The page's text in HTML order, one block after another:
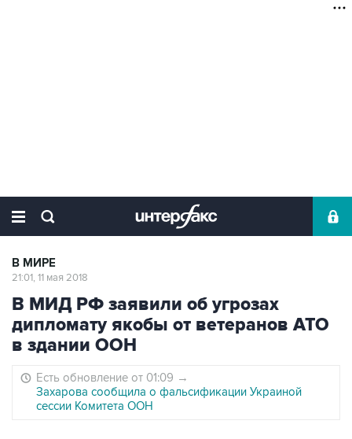
В МИРЕ
21:01, 11 мая 2018
В МИД РФ заявили об угрозах
дипломату якобы от ветеранов АТО
в здании ООН
Есть обновление от 01:09 →
Захарова сообщила о фальсификации Украиной
сессии Комитета ООН